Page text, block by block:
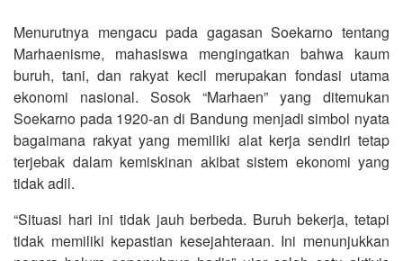
Menurutnya mengacu pada gagasan Soekarno tentang
Marhaenisme, mahasiswa mengingatkan bahwa kaum
buruh, tani, dan rakyat kecil merupakan fondasi utama
ekonomi nasional. Sosok “Marhaen” yang ditemukan
Soekarno pada 1920-an di Bandung menjadi simbol nyata
bagaimana rakyat yang memiliki alat kerja sendiri tetap
terjebak dalam kemiskinan akibat sistem ekonomi yang
tidak adil.
“Situasi hari ini tidak jauh berbeda. Buruh bekerja, tetapi
tidak memiliki kepastian kesejahteraan. Ini menunjukkan